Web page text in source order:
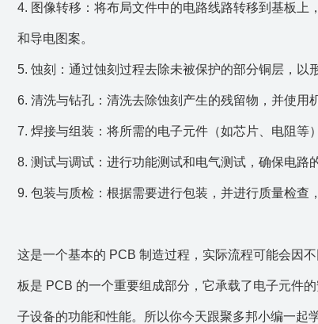
4. 图像转移：将布局文件中的电路线路转移到基板
和导电图案。
5. 蚀刻：通过蚀刻过程去除未被保护的部分铜层，以
6. 清洗与钻孔：清洗去除蚀刻产生的残留物，并使用
7. 焊接与组装：将所需的电子元件（如芯片、电阻等
8. 测试与调试：进行功能测试和电气测试，确保电路
9. 包装与质检：根据需要进行包装，并进行质量检查
这是一个基本的 PCB 制造过程，实际流程可能会因
板是 PCB 的一个重要组成部分，它承载了电子元件
子设备的功能和性能。所以你今天跟聚多邦小编一起